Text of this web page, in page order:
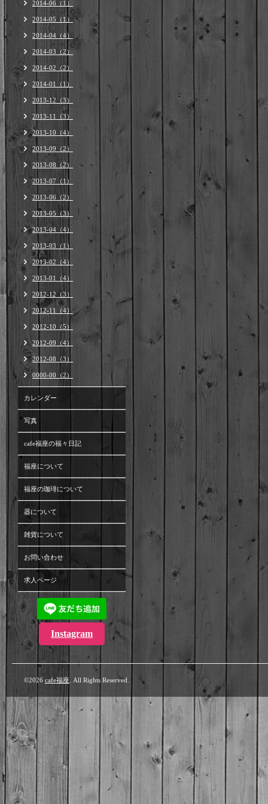
2014-06（1）
2014-05（1）
2014-04（4）
2014-03（2）
2014-02（2）
2014-01（1）
2013-12（3）
2013-11（3）
2013-10（4）
2013-09（2）
2013-08（2）
2013-07（1）
2013-06（2）
2013-05（3）
2013-04（4）
2013-03（1）
2013-02（4）
2013-01（4）
2012-12（3）
2012-11（4）
2012-10（5）
2012-09（4）
2012-08（3）
0000-00（2）
カレンダー
写真
cafe福座の福々日記
福座について
福座の珈琲について
器について
雑貨について
お問い合わせ
求人ページ
Instagram
©2026 cafe福座 . All Rights Reserved.